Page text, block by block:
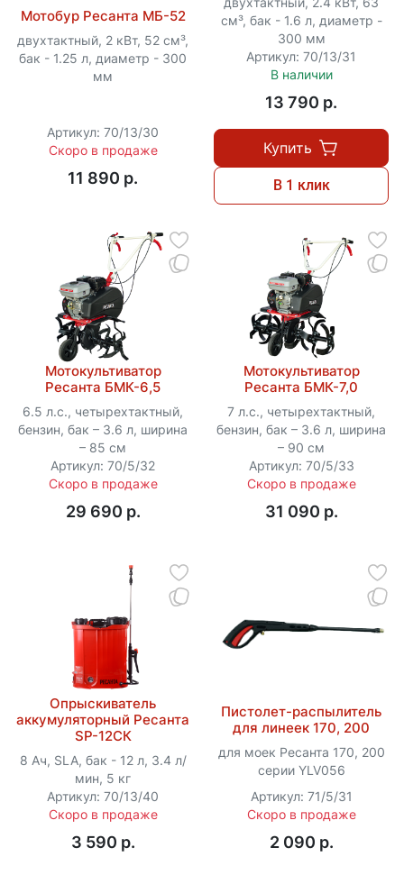
Мотобур Ресанта МБ-52
двухтактный, 2 кВт, 52 см³,
бак - 1.25 л, диаметр - 300
мм
Артикул: 70/13/30
Скоро в продаже
11 890 p.
см³, бак - 1.6 л, диаметр -
300 мм
Артикул: 70/13/31
В наличии
13 790 p.
Купить
В 1 клик
Мотокультиватор
Ресанта БМК-6,5
6.5 л.с., четырехтактный,
бензин, бак – 3.6 л, ширина
– 85 см
Артикул: 70/5/32
Скоро в продаже
29 690 p.
Мотокультиватор
Ресанта БМК-7,0
7 л.с., четырехтактный,
бензин, бак – 3.6 л, ширина
– 90 см
Артикул: 70/5/33
Скоро в продаже
31 090 p.
Опрыскиватель
аккумуляторный Ресанта
SP-12СК
8 Ач, SLA, бак - 12 л, 3.4 л/
мин, 5 кг
Артикул: 70/13/40
Скоро в продаже
3 590 p.
Пистолет-распылитель
для линеек 170, 200
для моек Ресанта 170, 200
серии YLV056
Артикул: 71/5/31
Скоро в продаже
2 090 p.